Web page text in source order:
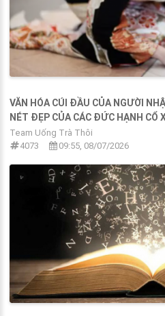
VĂN HÓA CÚI ĐẦU CỦA NGƯỜI
NÉT ĐẸP CỦA CÁC ĐỨC HẠNH CỔ
Team Uống Trà Thôi
4073
09:55, 08/07/2026